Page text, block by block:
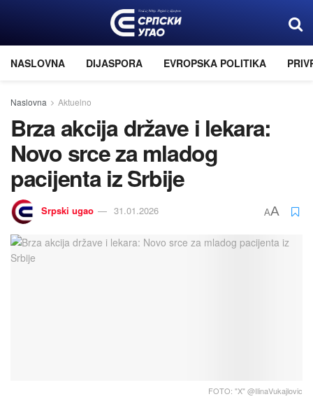
NASLOVNA DIJASPORA EVROPSKA POLITIKA
Naslovna Aktuelno
Brza akcija države i lekara:
Novo srce za mladog
pacijenta iz Srbije
Srpski ugao 31.01.2026 AA
FOTO: "X" @IlinaVukajlovic